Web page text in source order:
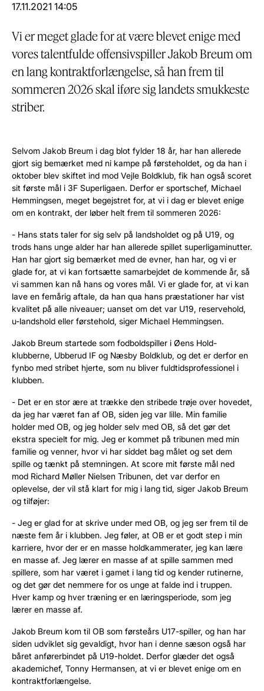
17.11.2021 14:05
Vi er meget glade for at være blevet enige med
vores talentfulde offensivspiller Jakob Breum om
en lang kontraktforlængelse, så han frem til
sommeren 2026 skal iføre sig landets smukkeste
striber.
Selvom Jakob Breum i dag blot fylder 18 år, har han allerede
gjort sig bemærket med ni kampe på førsteholdet, og da han i
oktober blev skiftet ind mod Vejle Boldklub, fik han også scoret
sit første mål i 3F Superligaen. Derfor er sportschef, Michael
Hemmingsen, meget begejstret for, at vi i dag er blevet enige
om en kontrakt, der løber helt frem til sommeren 2026:
- Hans stats taler for sig selv på landsholdet og på U19, og
trods hans unge alder har han allerede spillet superligaminutter.
Han har gjort sig bemærket med de evner, han har, og vi er
glade for, at vi kan fortsætte samarbejdet de kommende år, så
vi sammen kan nå hans og vores mål. Vi er glade for, at vi kan
lave en femårig aftale, da han qua hans præstationer har vist
kvalitet på alle niveauer; uanset om det var U19, reservehold,
u-landshold eller førstehold, siger Michael Hemmingsen.
Jakob Breum startede som fodboldspiller i Øens Hold-
klubberne, Ubberud IF og Næsby Boldklub, og det er derfor en
fynbo med stribet hjerte, som nu bliver fuldtidsprofessionel i
klubben.
- Det er en stor ære at trække den stribede trøje over hovedet,
da jeg har været fan af OB, siden jeg var lille. Min familie
holder med OB, og jeg holder selv med OB, så det gør det
ekstra specielt for mig. Jeg er kommet på tribunen med min
familie og venner, hvor vi har siddet bag målet og set dem
spille og tænkt på stemningen. At score mit første mål ned
mod Richard Møller Nielsen Tribunen, det var derfor en
oplevelse, der vil stå klart for mig i lang tid, siger Jakob Breum
og tilføjer:
- Jeg er glad for at skrive under med OB, og jeg ser frem til de
næste fem år i klubben. Jeg føler, at OB er et godt step i min
karriere, hvor der er en masse holdkammerater, jeg kan lære
en masse af. Jeg lærer en masse af at spille sammen med
spillere, som har været i gamet i lang tid og kender rutinerne,
og det gør det nemmere for os unge at falde ind i truppen.
Hver kamp og hver træning er en læringsperiode, som jeg
lærer en masse af.
Jakob Breum kom til OB som førsteårs U17-spiller, og han har
siden udviklet sig gevaldigt, hvor han i denne sæson også har
båret anførerbindet på U19-holdet. Derfor glæder det også
akademichef, Tonny Hermansen, at vi er blevet enige om en
kontraktforlængelse.